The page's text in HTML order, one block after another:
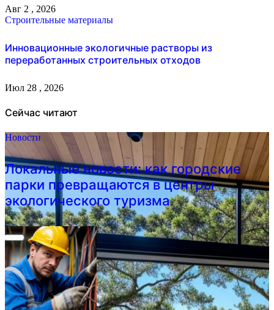
Авг 2 , 2026
Строительные материалы
Инновационные экологичные растворы из
переработанных строительных отходов
Июл 28 , 2026
Сейчас читают
Новости
Локальные новости: как городские
парки превращаются в центры
экологического туризма